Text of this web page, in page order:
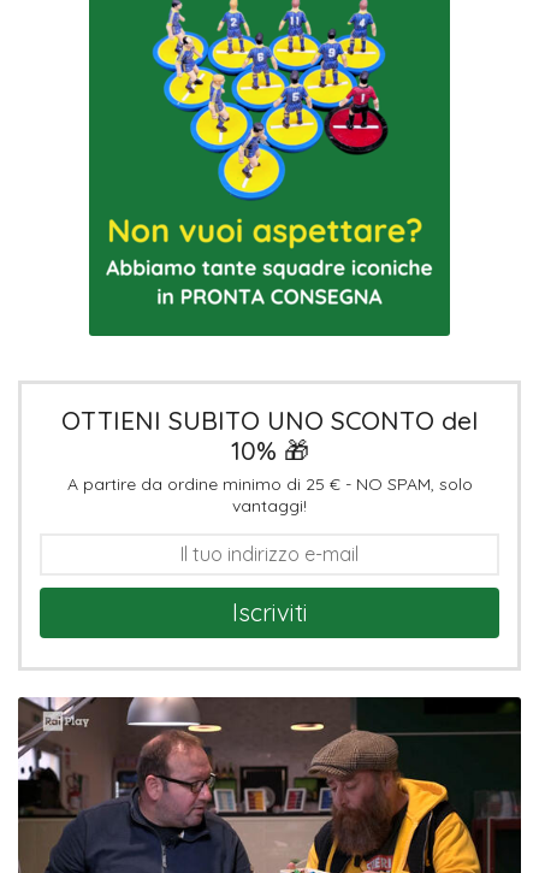
OTTIENI SUBITO UNO SCONTO del
10% 🎁
A partire da ordine minimo di 25 € - NO SPAM, solo
vantaggi!
Iscriviti